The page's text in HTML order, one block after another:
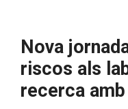
Nova
riscos als
recerca